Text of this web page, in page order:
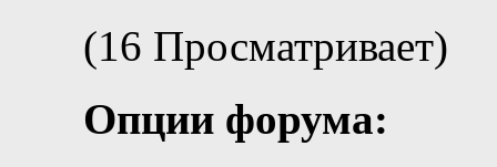
(16 Просматривает)
Опции форума: